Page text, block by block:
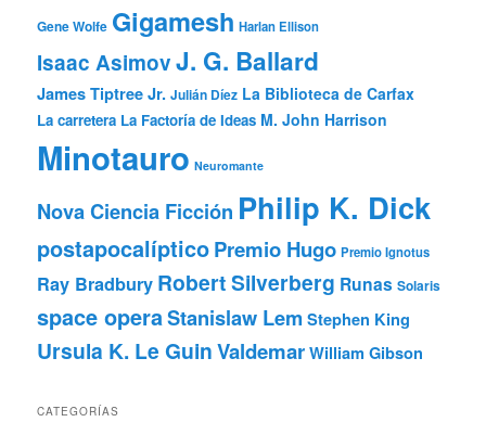
Gene Wolfe Gigamesh Harlan Ellison
Isaac AsimovJ. G. Ballard
James Tiptree Jr. Julián Díez La Biblioteca de Carfax
La carretera La Factoría de Ideas M. John Harrison
Minotauro Neuromante
Nova Ciencia Ficción Philip K. Dick
postapocalípticoPremio Hugo Premio Ignotus
Ray Bradbury Robert Silverberg Runas Solaris
space operaStanislaw Lem Stephen King
Ursula K. Le GuinValdemarWilliam Gibson
CATEGORÍAS